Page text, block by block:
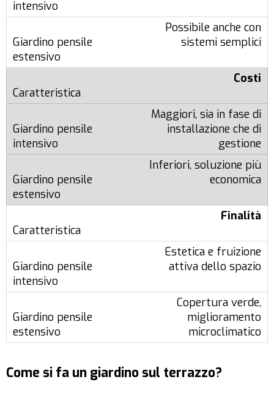
Possibile anche con
sistemi semplici
Costi
Maggiori, sia in fase di
installazione che di
gestione
Inferiori, soluzione più
economica
Finalità
Estetica e fruizione
attiva dello spazio
Copertura verde,
miglioramento
microclimatico
Come si fa un giardino sul terrazzo?